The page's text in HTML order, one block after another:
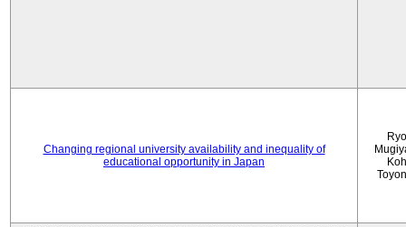
Changing regional university availability and inequality of
educational opportunity in Japan